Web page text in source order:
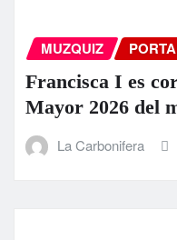
MUZQUIZ
Francisca I es
Mayor 2026 del
La Carbonifera